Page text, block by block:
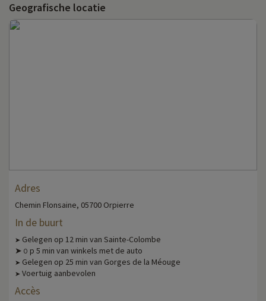
Geografische locatie
Adres
Chemin Flonsaine, 05700 Orpierre
In de buurt
➤ Gelegen op 12 min van Sainte-Colombe
➤ O p 5 min van winkels met de auto
➤ Gelegen op 25 min van Gorges de la Méouge
➤ Voertuig aanbevolen
Accès